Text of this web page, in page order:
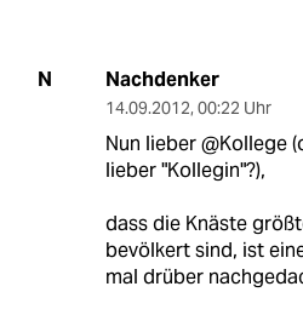
N Nachdenker
14.09.2012, 00:22 Uhr
Nun lieber @Kollege
lieber "Kollegin"?),
dass die Knäste
bevölkert sind, ist
mal drüber